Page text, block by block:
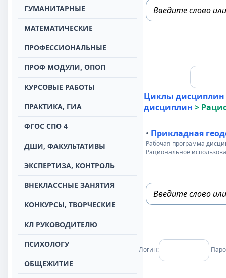
ГУМАНИТАРНЫЕ
МАТЕМАТИЧЕСКИЕ
ПРОФЕССИОНАЛЬНЫЕ
ПРОФ МОДУЛИ, ОПОП
КУРСОВЫЕ РАБОТЫ
ПРАКТИКА, ГИА
ФГОС СПО 4
ДШИ, ФАКУЛЬТАТИВЫ
ЭКСПЕРТИЗА, КОНТРОЛЬ
ВНЕКЛАССНЫЕ ЗАНЯТИЯ
КОНКУРСЫ, ТВОРЧЕСКИЕ
КЛ РУКОВОДИТЕЛЮ
ПСИХОЛОГУ
ОБЩЕЖИТИЕ
Циклы дисциплин
дисциплин >
• Прикладная
Рабочая программа
Рациональное
Логин: